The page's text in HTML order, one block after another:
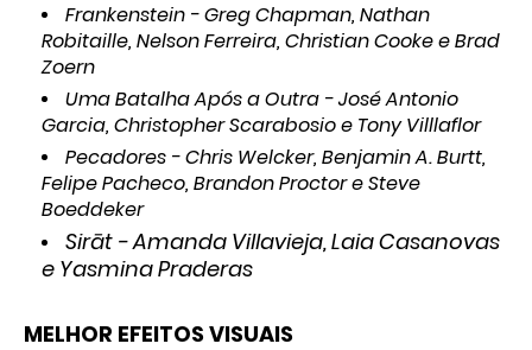
Frankenstein - Greg Chapman, Nathan
Robitaille, Nelson Ferreira, Christian Cooke e Brad
Zoern
Uma Batalha Após a Outra - José Antonio
Garcia, Christopher Scarabosio e Tony Villlaflor
Pecadores - Chris Welcker, Benjamin A. Burtt,
Felipe Pacheco, Brandon Proctor e Steve
Boeddeker
Sirāt - Amanda Villavieja, Laia Casanovas
e Yasmina Praderas
MELHOR EFEITOS VISUAIS